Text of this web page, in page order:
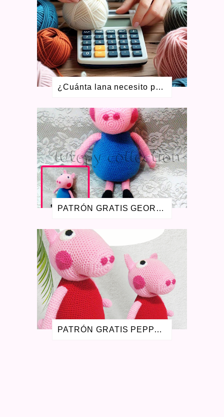
FEBRERO 2021
4
ENERO 2021
1
DICIEMBRE 2020
4
NOVIEMBRE 2020
2
JULIO 2020
7
MAYO 2020
4
ABRIL 2020
3
OCTUBRE 2019
2
SEPTIEMBRE 2019
1
AGOSTO 2019
3
JULIO 2019
1
ENERO 2019
1
AGOSTO 2018
1
JULIO 2018
1
JUNIO 2018
1
FEBRERO 2017
NOVIEMBRE 2016
AGOSTO 2016
JULIO 2016
1
MAYO 2016
3
ABRIL 2016
1
SEPTIEMBRE 2015
4
AGOSTO 2015
1
¿Cuánta lana necesito para tejer? Aprende a calcular ovillos + calculadora gratis
PATRÓN GRATIS GEORGE PIG AMIGURUMI
PATRÓN GRATIS PEPPA PIG AMIGURUMI - LA CERDITA PEPA